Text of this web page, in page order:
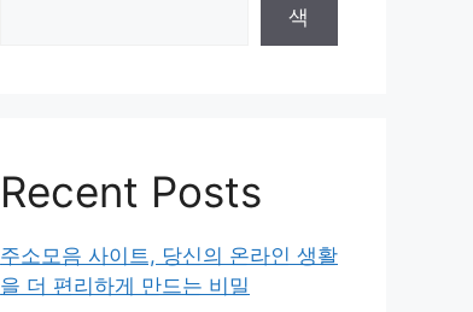
색
Recent Posts
주소모음 사이트, 당신의 온라인 생활
을 더 편리하게 만드는 비밀